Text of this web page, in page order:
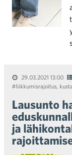
29.03.2021 13:00
#liikkumisrajoitus,
Lausunto
ja